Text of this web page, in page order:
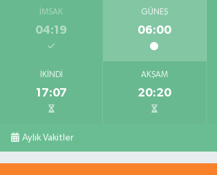
İMSAK
04:19
GÜNEŞ
06:00
İKINDI
17:07
AKŞAM
20:20
Aylık Vakitler